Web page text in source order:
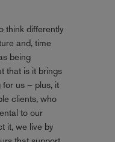
think differently
and, time
being
that is it brings
us – plus, it
clients, who
to our
it, we live by